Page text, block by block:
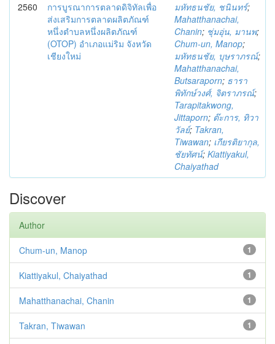
2560
การบูรณาการตลาดดิจิทัลเพื่อ
ส่งเสริมการตลาดผลิตภัณฑ์
หนึ่งตำบลหนึ่งผลิตภัณฑ์
(OTOP) อำเภอแม่ริม จังหวัด
เชียงใหม่
มหัทธนชัย, ชนินทร์;
Mahatthanachai,
Chanin; ชุ่มอุ่น, มานพ;
Chum-un, Manop;
มหัทธนชัย, บุษราภรณ์;
Mahatthanachai,
Butsaraporn; ธารา
พิทักษ์วงศ์, จิตราภรณ์;
Tarapitakwong,
Jittaporn; ต๊ะการ, ทิวา
วัลย์; Takran,
Tiwawan; เกียรติยากุล,
ชัยทัศน์; Kiattiyakul,
Chaiyathad
Discover
Author
1
Chum-un, Manop
1
Kiattiyakul, Chaiyathad
1
Mahatthanachai, Chanin
1
Takran, Tiwawan